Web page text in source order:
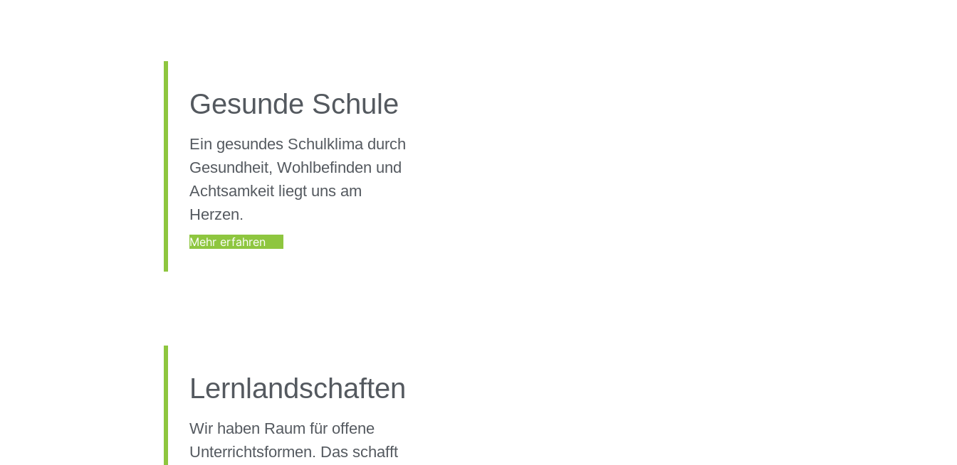
Gesunde Schule
Ein gesundes Schulklima durch
Gesundheit, Wohlbefinden und
Achtsamkeit liegt uns am
Herzen.
Mehr erfahren
Lernlandschaften
Wir haben Raum für offene
Unterrichtsformen. Das schafft